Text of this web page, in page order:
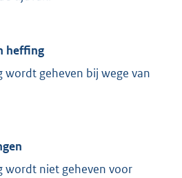
heffing
wordt geheven bij wege van
wordt niet geheven voor